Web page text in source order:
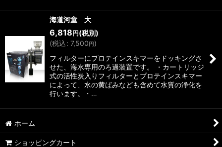
海道河童 大
6,818円(税別)
(税込: 7,500円)
フィルターにプロテインスキマーをドッキングさ
せた、海水専用のろ過装置です。 ・カートリッジ
式の活性炭入りフィルターとプロテインスキマー
によって、水の黄ばみなども含めて水質の浄化を
行います。・…
ホーム
ショッピングカート